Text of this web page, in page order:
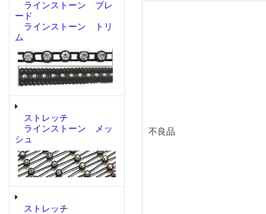
ラインストーン ブレ
ード
ラインストーン トリ
ム
ストレッチ
ラインストーン メッ
シュ
ストレッチ
不良品